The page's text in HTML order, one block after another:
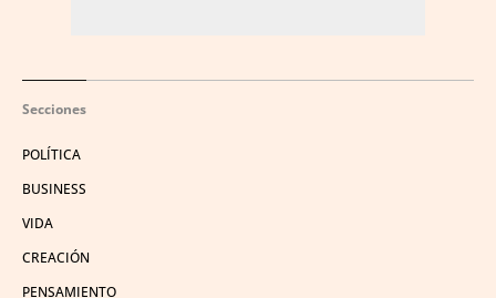
Secciones
POLÍTICA
BUSINESS
VIDA
CREACIÓN
PENSAMIENTO